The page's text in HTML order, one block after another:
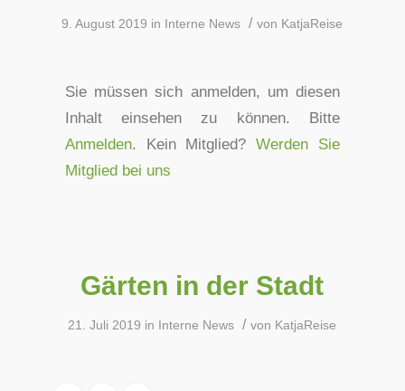
9. August 2019 in Interne News / von KatjaReise
Sie müssen sich anmelden, um diesen
Inhalt einsehen zu können. Bitte
Anmelden. Kein Mitglied?Werden Sie
Mitglied bei uns
Gärten in der Stadt
21. Juli 2019 in Interne News / von KatjaReise